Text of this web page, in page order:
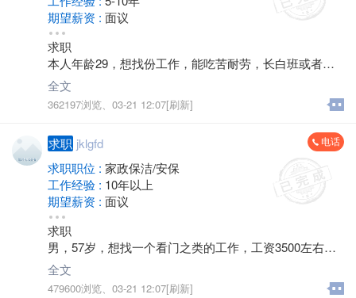
期望薪资 : 面议
地区 :
求职
本人年龄29，想找份工作，能吃苦耐劳，长白班或者夜
里都行，销售最好，工厂保险公司房产勿扰，联系电话 *
全文
362197浏览、 03-21 12:07[刷新]
求职 jklgfd 电话
求职职位 : 家政保洁/安保
工作经验 : 10年以上
期望薪资 : 面议
地区 :
求职
男，57岁，想找一个看门之类的工作，工资3500左右，
也可以夫妻一起门卫工作，电话*****7861
全文
479600浏览、 03-21 12:07[刷新]